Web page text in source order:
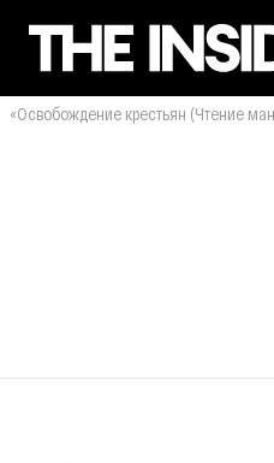
«Освобождение крестьян (Чтение